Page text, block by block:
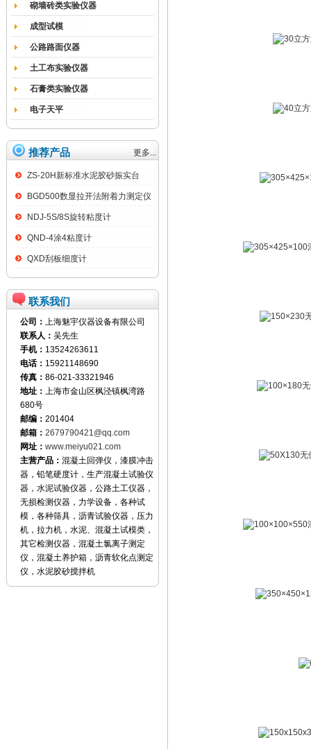
砌墙砖类实验仪器
成型试模
公路路面仪器
土工布实验仪器
石膏类实验仪器
电子天平
推荐产品 更多...
ZS-20H新标准水泥胶砂振实台
BGD500数显拉开法附着力测定仪
NDJ-5S/8S旋转粘度计
QND-4涂4粘度计
QXD刮板细度计
联系我们
公司： 上海魅宇仪器设备有限公司
联系人： 吴先生
手机： 13524263611
电话： 15921148690
传真： 86-021-33321946
地址： 上海市金山区枫泾镇枫湾路
680号
邮编： 201404
邮箱： 2679790421@qq.com
网址： www.meiyu021.com
主营产品： 混凝土回弹仪，漆膜冲击
器，铅笔硬度计，生产混凝土试验仪
器，水泥试验仪器，公路土工仪器，
无损检测仪器，力学设备，各种试
模，各种筛具，沥青试验仪器，压力
机，拉力机，水泥、混凝土试模类，
其它检测仪器，混凝土氯离子测定
仪，混凝土养护箱，沥青软化点测定
仪，水泥胶砂搅拌机